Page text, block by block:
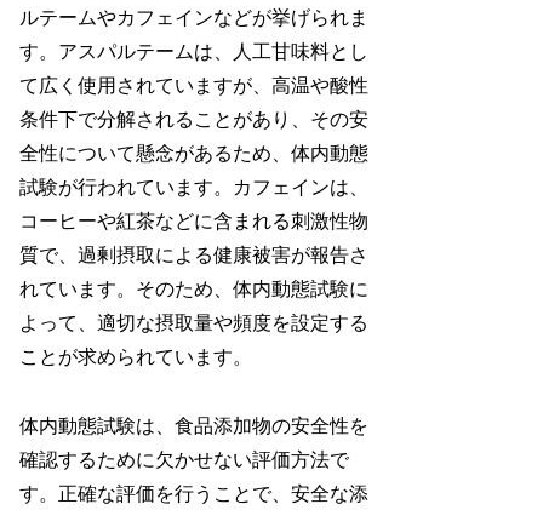
ルテームやカフェインなどが挙げられま
す。アスパルテームは、人工甘味料とし
て広く使用されていますが、高温や酸性
条件下で分解されることがあり、その安
全性について懸念があるため、体内動態
試験が行われています。カフェインは、
コーヒーや紅茶などに含まれる刺激性物
質で、過剰摂取による健康被害が報告さ
れています。そのため、体内動態試験に
よって、適切な摂取量や頻度を設定する
ことが求められています。
体内動態試験は、食品添加物の安全性を
確認するために欠かせない評価方法で
す。正確な評価を行うことで、安全な添